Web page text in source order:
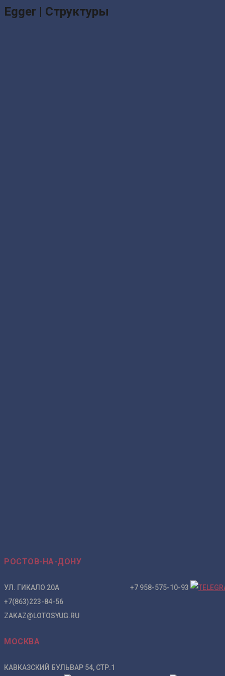
Egger | Структуры
РОСТОВ-НА-ДОНУ
УЛ. ГИКАЛО 20А +7 958-575-10-93
+7(863)223-84-56
ZAKAZ@LOTOSYUG.RU
МОСКВА
КАВКАЗСКИЙ БУЛЬВАР 54, СТР.1